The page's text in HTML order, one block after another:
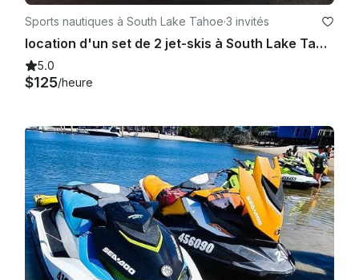
Sports nautiques à South Lake Tahoe·3 invités
location d'un set de 2 jet-skis à South Lake Tahoe
5.0
$125/heure